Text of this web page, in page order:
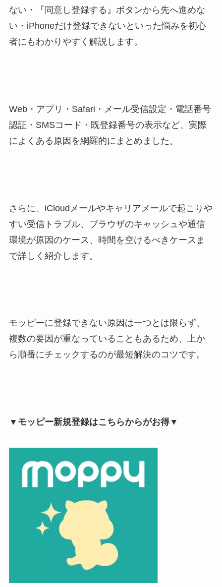
ない・『同意し登録する』ボタンから先へ進めな
い・iPhoneだけ登録できないといった悩みを初心
者にもわかりやすく解説します。
Web・アプリ・Safari・メール受信設定・電話番号
認証・SMSコード・既登録番号の表示など、実際
によくある原因を網羅的にまとめました。
さらに、iCloudメールやキャリアメールで起こりや
すい受信トラブル、ブラウザのキャッシュや通信
環境が原因のケース、時間を空けるべきケースま
で詳しく紹介します。
モッピーに登録できない原因は一つとは限らず、
複数の要因が重なっていることもあるため、上か
ら順番にチェックするのが最短解決のコツです。
▼モッピー新規登録はこちらからがお得▼